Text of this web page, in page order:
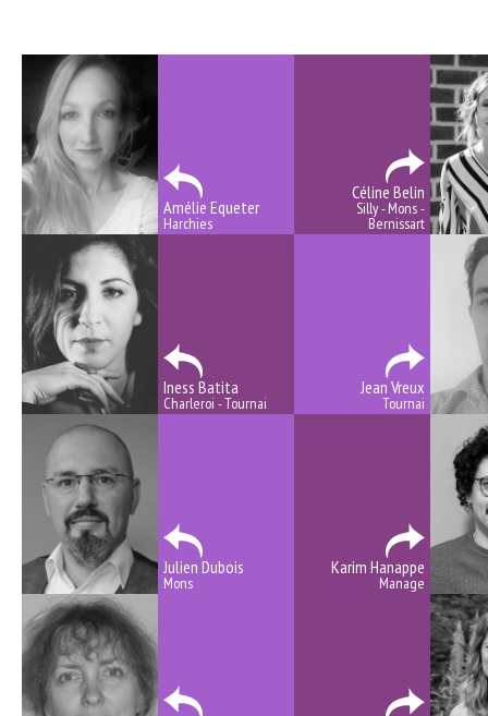
Amélie Equeter
Harchies
Céline Belin
Silly - Mons -
Bernissart
Iness Batita
Charleroi - Tournai
Jean Vreux
Tournai
Julien Dubois
Mons
Karim Hanappe
Manage